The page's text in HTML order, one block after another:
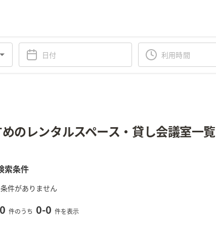
のレンタルスペース・貸し会議室一覧
索条件
件がありません
0 件のうち 0-0 件を表示